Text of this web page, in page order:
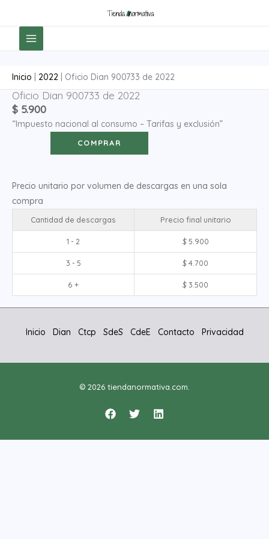
contenido
Inicio 2022 Oficio Dian 900733 de 2022
Oficio Dian 900733 de 2022
$ 5.900
“Impuesto nacional al consumo – Tarifas y exclusión”
Oficio
Dian
900733
COMPRAR
Precio unitario por volumen de descargas en una sola
compra
Cantidad de descargas Precio final unitario
1 - 2 $5.900
3 - 5 $4.700
6 + $3.500
Inicio Dian Ctcp SdeS CdeE Contacto Privacidad
© 2026 tiendanormativa.com.